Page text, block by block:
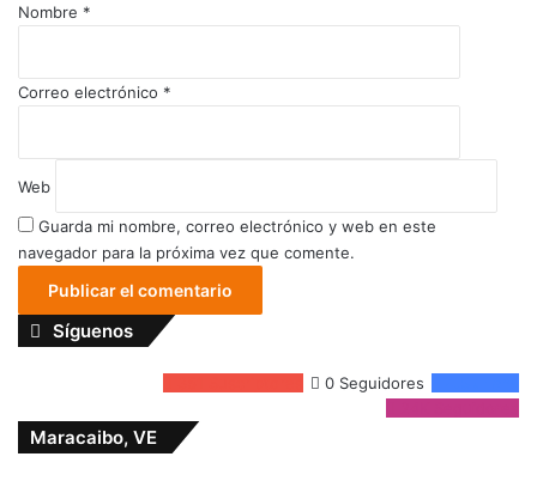
Nombre *
Correo electrónico *
Web
Guarda mi nombre, correo electrónico y web en este
navegador para la próxima vez que comente.
Síguenos
0 Seguidores
Maracaibo, VE